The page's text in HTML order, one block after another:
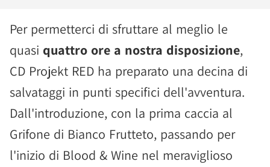
Per permetterci di sfruttare al meglio le
quasi quattro ore a nostra disposizione,
CD Projekt RED ha preparato una decina di
salvataggi in punti specifici dell'avventura.
Dall'introduzione, con la prima caccia al
Grifone di Bianco Frutteto, passando per
l'inizio di Blood & Wine nel meraviglioso